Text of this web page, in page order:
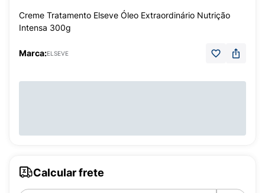
Creme Tratamento Elseve Óleo Extraordinário Nutrição
Intensa 300g
Marca:ELSEVE
Calcular frete